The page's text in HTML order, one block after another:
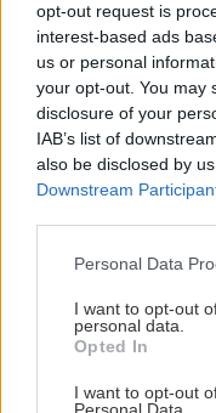
opt-out request is
interest-based ads
us or personal
your opt-out. You may
disclosure of your
IAB’s list of
also be disclosed by
Downstream
Please note that this
not limited to your visit
grant or deny consent
use your data for
consent section.
Personal Data
I want to opt-out
personal data.
Opted In
I want to opt-out
Διαβάστε